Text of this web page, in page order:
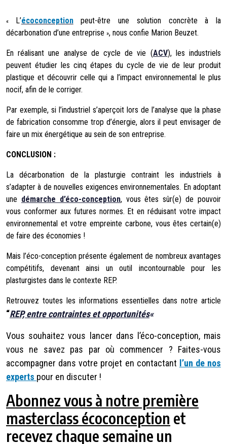
« L’écoconceptionpeut-être une solution concrète à la
décarbonation d’une entreprise​​ », nous confie Marion Beuzet.
En réalisant une analyse de cycle de vie (ACV), les industriels
peuvent étudier les cinq étapes du cycle de vie de leur produit
plastique et découvrir celle qui a l’impact environnemental le plus
nocif, afin de le corriger.
Par exemple, si l’industriel s’aperçoit lors de l’analyse que la phase
de fabrication consomme trop d’énergie, alors il peut envisager de
faire un mix énergétique au sein de son entreprise.
CONCLUSION :
Ladécarbonation de la plasturgie contraint les industriels à
s’adapter à de nouvelles exigences environnementales. En adoptant
une démarche d’éco-conception, vous êtes sûr(e) de pouvoir
vous conformer aux futures normes. Et en réduisant votre impact
environnemental et votre empreinte carbone, vous êtes certain(e)
de faire des économies !
Mais l’éco-conception présente également de nombreux avantages
compétitifs, devenant ainsi un outil incontournable pour les
plasturgistes dans le contexte REP.
Retrouvez toutes les informations essentielles dans notre article
“REP, entre contraintes et opportunités«
Vous souhaitez vous lancer dans l’éco-conception, mais
vous ne savez pas par où commencer ? Faites-vous
accompagner dans votre projet en contactant l’un de nos
experts pour en discuter !
Abonnez vous à notre première
masterclass écoconception et
recevez chaque semaine un